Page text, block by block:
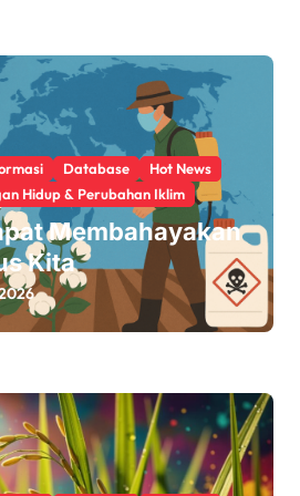
Database
Hot News
Hidup & Perubahan Iklim
Membahayakan
Kita